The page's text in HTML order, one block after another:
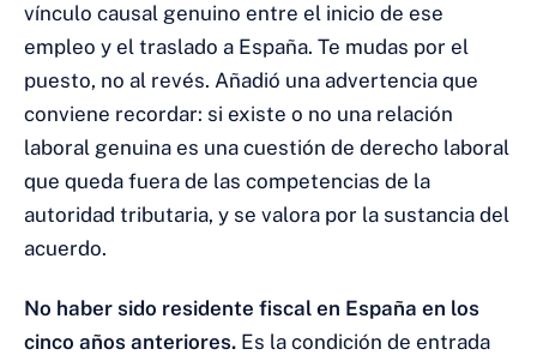
vínculo causal genuino entre el inicio de ese
empleo y el traslado a España. Te mudas por el
puesto, no al revés. Añadió una advertencia que
conviene recordar: si existe o no una relación
laboral genuina es una cuestión de derecho laboral
que queda fuera de las competencias de la
autoridad tributaria, y se valora por la sustancia del
acuerdo.
No haber sido residente fiscal en España en los
cinco años anteriores. Es la condición de entrada